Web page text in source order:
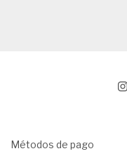
Métodos de pago